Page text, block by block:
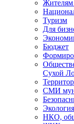
Жителям
Туризм
Для
Бюджет
Сухой
СМИ
Экология
НКО,